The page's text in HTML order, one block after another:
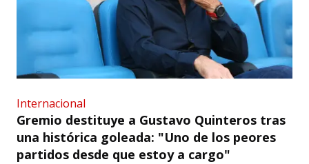
Internacional
Gremio destituye a Gustavo Quinteros tras
una histórica goleada: "Uno de los peores
partidos desde que estoy a cargo"